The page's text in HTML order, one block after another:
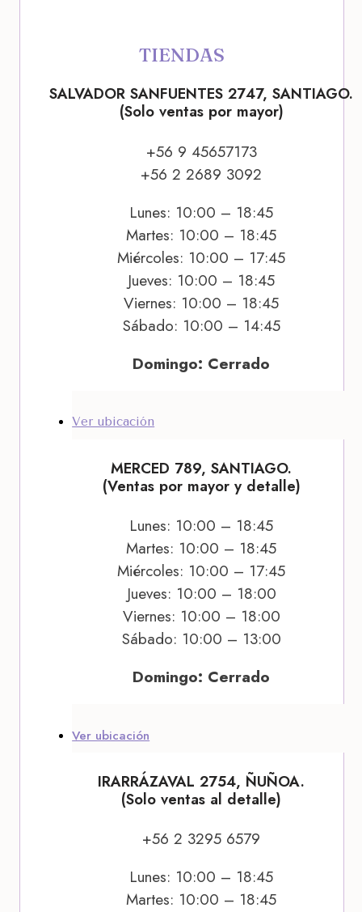
TIENDAS
SALVADOR SANFUENTES 2747, SANTIAGO.
(Solo ventas por mayor)
+56 9 45657173
+56 2 2689 3092
Lunes: 10:00 – 18:45
Martes: 10:00 – 18:45
Miércoles: 10:00 – 17:45
Jueves: 10:00 – 18:45
Viernes: 10:00 – 18:45
Sábado: 10:00 – 14:45
Domingo: Cerrado
Ver ubicación
MERCED 789, SANTIAGO.
(Ventas por mayor y detalle)
Lunes: 10:00 – 18:45
Martes: 10:00 – 18:45
Miércoles: 10:00 – 17:45
Jueves: 10:00 – 18:00
Viernes: 10:00 – 18:00
Sábado: 10:00 – 13:00
Domingo: Cerrado
Ver ubicación
IRARRÁZAVAL 2754, ÑUÑOA.
(Solo ventas al detalle)
+56 2 3295 6579
Lunes: 10:00 – 18:45
Martes: 10:00 – 18:45